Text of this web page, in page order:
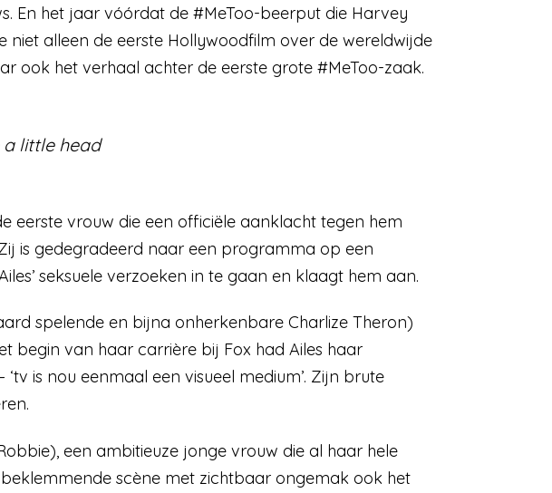
En het jaar vóórdat de #MeToo-beerput die Harvey
alleen de eerste Hollywoodfilm over de wereldwijde
ook het verhaal achter de eerste grote #MeToo-zaak.
a little head
eerste vrouw die een officiële aanklacht tegen hem
is gedegradeerd naar een programma op een
seksuele verzoeken in te gaan en klaagt hem aan.
spelende en bijna onherkenbare Charlize Theron)
begin van haar carrière bij Fox had Ailes haar
is nou eenmaal een visueel medium’. Zijn brute
een ambitieuze jonge vrouw die al haar hele
scène met zichtbaar ongemak ook het